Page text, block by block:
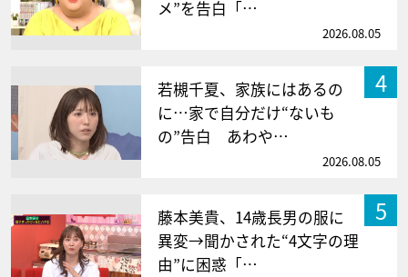
メ”を告白「…
2026.08.05
4
若槻千夏、家族にはあるの
に…家で自分だけ“ないも
の”告白 あわや…
2026.08.05
5
藤本美貴、14歳長男の服に
異変→聞かされた“4文字の理
由”に困惑「…